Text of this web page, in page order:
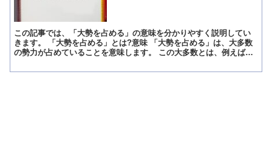
この記事では、「大勢を占める」の意味を分かりやすく説明してい
きます。 「大勢を占める」とは?意味 「大勢を占める」は、大多数
の勢力が占めていることを意味します。 この大多数とは、例えば、